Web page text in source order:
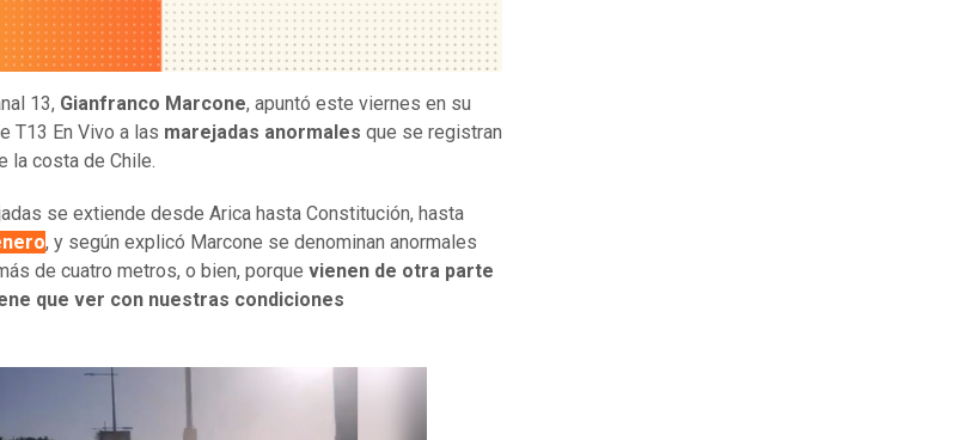
13, Gianfranco Marcone, apuntó este viernes en su
T13 En Vivo a las marejadas anormales que se registran
la costa de Chile.
se extiende desde Arica hasta Constitución, hasta
, y según explicó Marcone se denominan anormales
de cuatro metros, o bien, porque vienen de otra parte
que ver con nuestras condiciones